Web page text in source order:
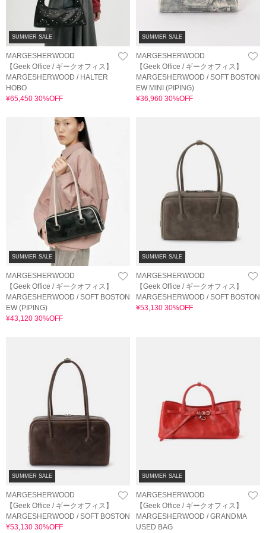
SUMMER SALE
MARGESHERWOOD
【Geek Office / ギークオフィス】
MARGESHERWOOD / HALTER
HOBO
¥65,450 30%OFF
SUMMER SALE
MARGESHERWOOD
【Geek Office / ギークオフィス】
MARGESHERWOOD / SOFT BOSTON
EW MINI (PIPING)
¥36,960 30%OFF
SUMMER SALE
MARGESHERWOOD
【Geek Office / ギークオフィス】
MARGESHERWOOD / SOFT BOSTON
EW (PIPING)
¥43,120 30%OFF
SUMMER SALE
MARGESHERWOOD
【Geek Office / ギークオフィス】
MARGESHERWOOD / SOFT BOSTON
¥53,130 30%OFF
SUMMER SALE
MARGESHERWOOD
【Geek Office / ギークオフィス】
MARGESHERWOOD / SOFT BOSTON
¥53,130 30%OFF
SUMMER SALE
MARGESHERWOOD
【Geek Office / ギークオフィス】
MARGESHERWOOD / GRANDMA
USED BAG